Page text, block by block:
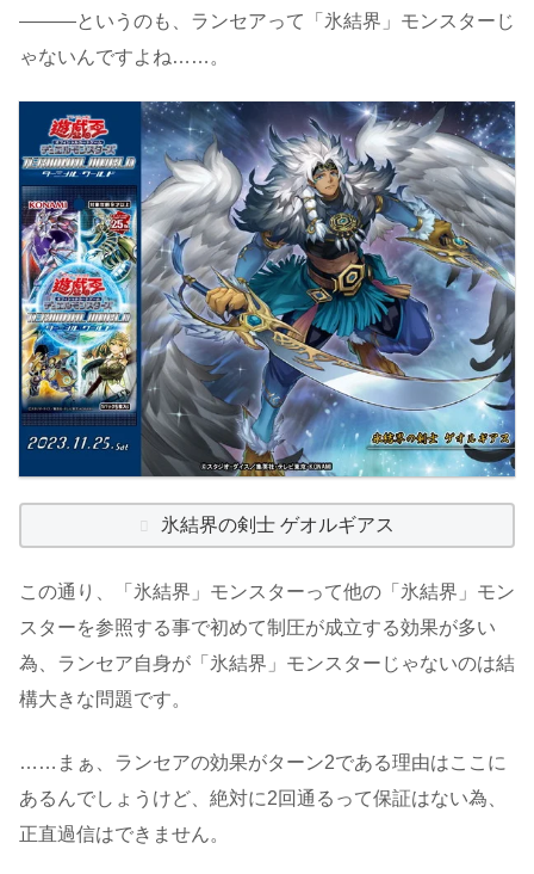
―――というのも、ランセアって「氷結界」モンスターじ
ゃないんですよね……。
氷結界の剣士 ゲオルギアス
この通り、「氷結界」モンスターって他の「氷結界」モン
スターを参照する事で初めて制圧が成立する効果が多い
為、ランセア自身が「氷結界」モンスターじゃないのは結
構大きな問題です。
……まぁ、ランセアの効果がターン2である理由はここに
あるんでしょうけど、絶対に2回通るって保証はない為、
正直過信はできません。